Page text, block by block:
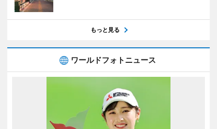
もっと見る
ワールドフォトニュース